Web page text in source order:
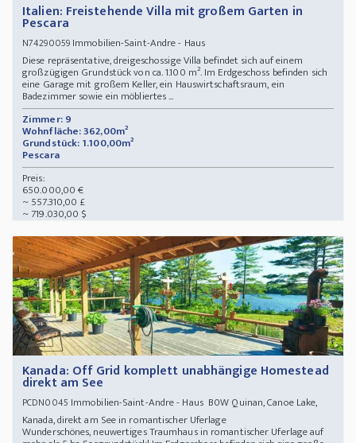
Italien: Freistehende Villa mit großem Garten in
Pescara
N74290059Immobilien-Saint-Andre - Haus
Diese repräsentative, dreigeschossige Villa befindet sich auf einem
großzügigen Grundstück von ca. 1.100 m². Im Erdgeschoss befinden sich
eine Garage mit großem Keller, ein Hauswirtschaftsraum, ein
Badezimmer sowie ein möbliertes ...
Zimmer: 9
Wohnfläche: 362,00m²
Grundstück: 1.100,00m²
Pescara
Preis:
650.000,00 €
~ 557.310,00 £
~ 719.030,00 $
Kanada: Off Grid komplett unabhängige Homestead
direkt am See
PCDN0045 Immobilien-Saint-Andre - Haus B0W Quinan, Canoe Lake,
Kanada, direkt am See in romantischer Uferlage
Wunderschönes, neuwertiges Traumhaus in romantischer Uferlage auf